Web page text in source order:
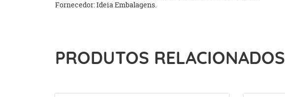
Fornecedor: Ideia Embalagens.
PRODUTOS RELACIONADOS